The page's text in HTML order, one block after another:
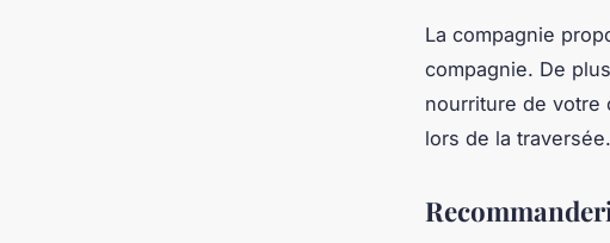
La compagnie
compagnie. De
nourriture de votre
lors de la traversée.